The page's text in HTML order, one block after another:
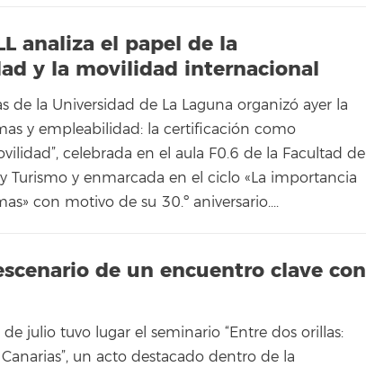
analiza el papel de la
y la movilidad internacional
de la Universidad de La Laguna organizó ayer la
y empleabilidad: la certificación como
celebrada en el aula F0.6 de la Facultad de
Turismo y enmarcada en el ciclo «La importancia
con motivo de su 30.º aniversario....
de un encuentro clave con
julio tuvo lugar el seminario “Entre dos orillas:
un acto destacado dentro de la